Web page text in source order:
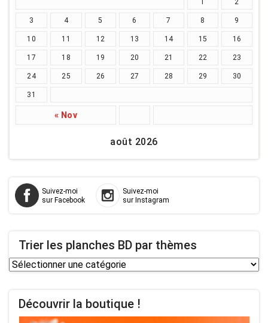
août 2026
« Nov
3 4 5 6 7 8 9
10 11 12 13 14 15 16
17 18 19 20 21 22 23
24 25 26 27 28 29 30
31
Suivez-moi
sur Facebook
Suivez-moi
sur Instagram
Trier les planches BD par thèmes
Trier
BDDécouvrir la boutique !